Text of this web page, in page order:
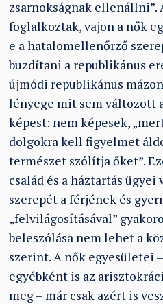
zsarnokságnak ellenállni”.
foglalkoztak, vajon a nők
e a hatalomellenőrző
buzdítani a republikánus
újmódi republikánus
lényege mit sem változott
képest: nem képesek,
dolgokra kell figyelmet
természet szólítja őket”.
család és a háztartás
szerepét a férjének és
„felvilágosításával”
beleszólása nem lehet a
szerint. A nők egyesületei
egyébként is az
meg – már csak azért is